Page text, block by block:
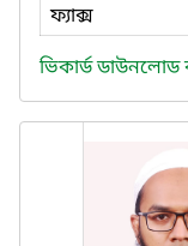
ফ্যাক্স
ভিকার্ড